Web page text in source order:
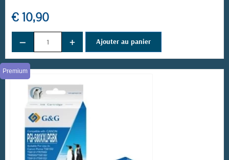
€ 10,90
− + Ajouter au panier
Premium